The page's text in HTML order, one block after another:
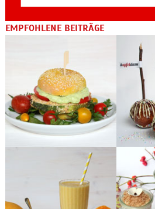
EMPFOHLENE BEITRÄGE